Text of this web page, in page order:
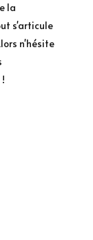
la
s'articule
n'hésite